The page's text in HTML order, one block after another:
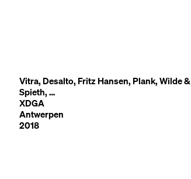
Vitra, Desalto, Fritz Hansen, Plank, Wilde &
Spieth, …
XDGA
Antwerpen
2018